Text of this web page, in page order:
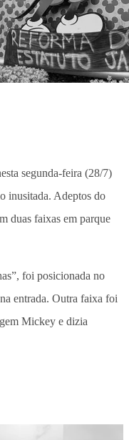
segunda-feira (28/7)
inusitada. Adeptos do
duas faixas em parque
foi posicionada no
entrada. Outra faixa foi
Mickey e dizia